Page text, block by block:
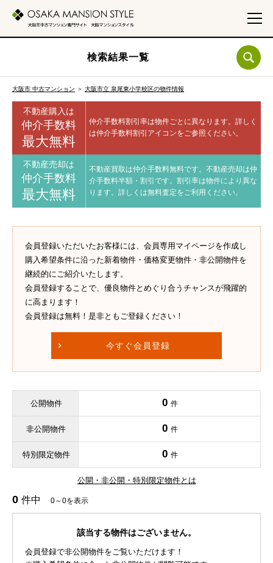
検索結果一覧
大阪市 中古マンション ＞ 大阪市立 泉尾東小学校区の物件情報
不動産購入は
仲介手数料
最大無料
仲介手数料割引率は物件ごとに異なります。 詳しく
は仲介手数料割引アイコンをご参照ください。
不動産売却は
仲介手数料
最大無料
不動産買取は仲介手数料無料です。 不動産売却は仲
介手数料半額・割引です。 割引率は物件により異な
ります。 詳しくは無料査定をご利用ください。
会員登録いただいたお客様には、会員専用マイページを作成し
購入希望条件に沿った新着物件・価格変更物件・非公開物件を
継続的にご紹介いたします。
会員登録することで、優良物件とめぐり合うチャンスが飛躍的
に高まります！
会員登録は無料！是非ともご登録ください！
今すぐ会員登録
公開物件 0 件
非公開物件 0 件
特別限定物件 0 件
公開・非公開・特別限定物件とは
0 件中 0～0を表示
該当する物件はございません。
会員登録で非公開物件をご覧いただけます！